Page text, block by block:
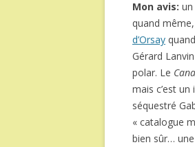
Mon avis:
quand
d’Orsay quand
Gérard
polar. Le
mais c’est
séquestré
« catalogue
bien sûr… une